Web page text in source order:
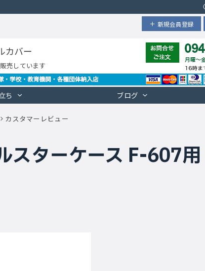
新規会員登録
カバー
売しています
ち ブログ
カスタマーレビュー
スターケース F-607